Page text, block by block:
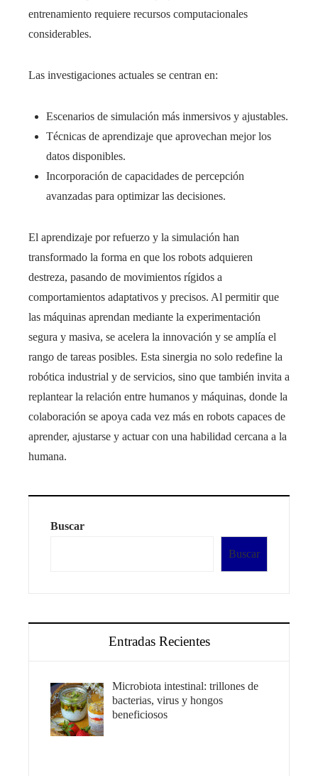
entrenamiento requiere recursos computacionales
considerables.
Las investigaciones actuales se centran en:
Escenarios de simulación más inmersivos y ajustables.
Técnicas de aprendizaje que aprovechan mejor los
datos disponibles.
Incorporación de capacidades de percepción
avanzadas para optimizar las decisiones.
El aprendizaje por refuerzo y la simulación han
transformado la forma en que los robots adquieren
destreza, pasando de movimientos rígidos a
comportamientos adaptativos y precisos. Al permitir que
las máquinas aprendan mediante la experimentación
segura y masiva, se acelera la innovación y se amplía el
rango de tareas posibles. Esta sinergia no solo redefine la
robótica industrial y de servicios, sino que también invita a
replantear la relación entre humanos y máquinas, donde la
colaboración se apoya cada vez más en robots capaces de
aprender, ajustarse y actuar con una habilidad cercana a la
humana.
Buscar
Buscar
Entradas Recientes
Microbiota intestinal: trillones de
bacterias, virus y hongos
beneficiosos